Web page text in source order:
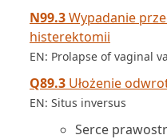
N99.3Wypadanie
histerektomii
EN: Prolapse of vaginal
Q89.3 Ułożenie
EN: Situs inversus
Serce